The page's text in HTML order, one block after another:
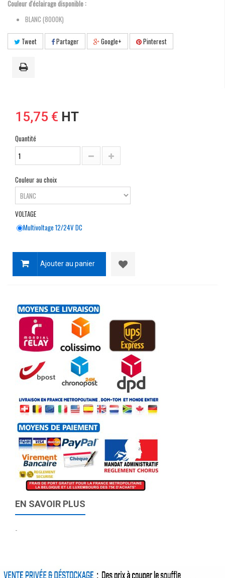
Couleur d'éclairage disponible :
BLANC (8000K)
Tweet Partager Google+ Pinterest
15,75 € HT
Quantité
Couleur au choix
VOLTAGE
Multivoltage 12/24V DC
Ajouter au panier
EN SAVOIR PLUS
-